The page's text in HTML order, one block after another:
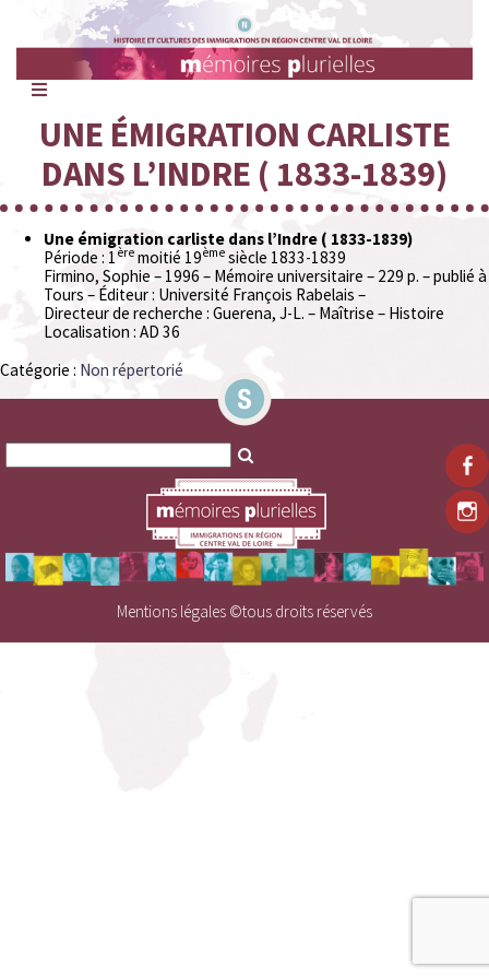
Mémoires
Plurielles
UNE ÉMIGRATION CARLISTE
DANS L’INDRE ( 1833-1839)
Une émigration carliste dans l’Indre ( 1833-1839)
Période : 1 ère moitié 19ème siècle 1833-1839
Firmino, Sophie – 1996 – Mémoire universitaire – 229 p. – publié à
Tours – Éditeur : Université François Rabelais –
Directeur de recherche : Guerena, J-L. – Maîtrise – Histoire
Localisation : AD 36
Catégorie : Non répertorié
Search
for:
Search
Mentions légales ©tous droits réservés